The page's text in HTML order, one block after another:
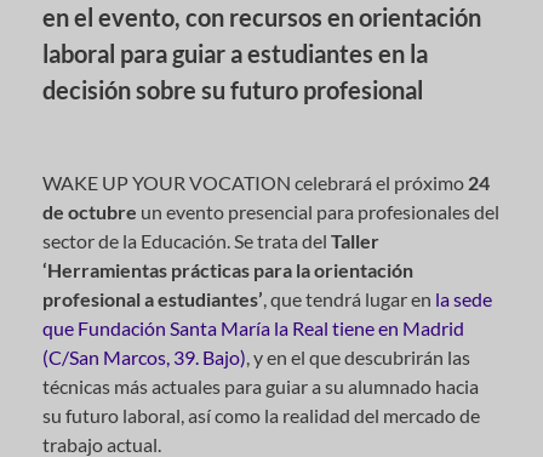
en el evento, con recursos en orientación
laboral para guiar a estudiantes en la
decisión sobre su futuro profesional
WAKE UP YOUR VOCATION celebrará el próximo 24
de octubre un evento presencial para profesionales del
sector de la Educación. Se trata del Taller
‘Herramientas prácticas para la orientación
profesional a estudiantes’, que tendrá lugar en la sede
que Fundación Santa María la Real tiene en Madrid
(C/San Marcos, 39. Bajo), y en el que descubrirán las
técnicas más actuales para guiar a su alumnado hacia
su futuro laboral, así como la realidad del mercado de
trabajo actual.